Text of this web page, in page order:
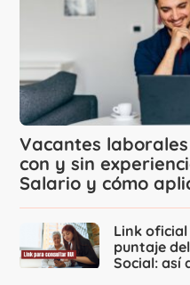
Vacantes laborales
con y sin
Salario y cómo
Link
puntaje
Social: así